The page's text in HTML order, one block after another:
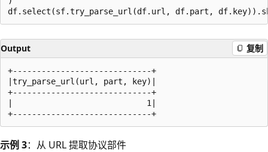
Output 复制
+-----------------------------+
|try_parse_url(url, part, key)|
+-----------------------------+
|                            1|
示例 3：从 URL 提取协议部件